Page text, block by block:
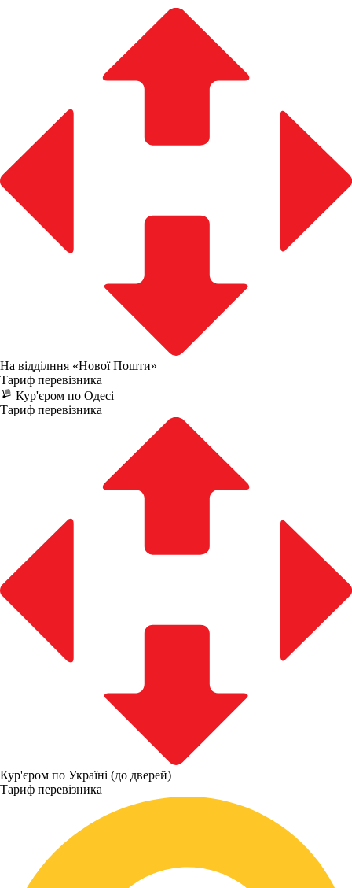
На відділння «Нової Пошти»
Тариф перевізника
Кур'єром по Одесі
Тариф перевізника
Кур'єром по Україні (до дверей)
Тариф перевізника